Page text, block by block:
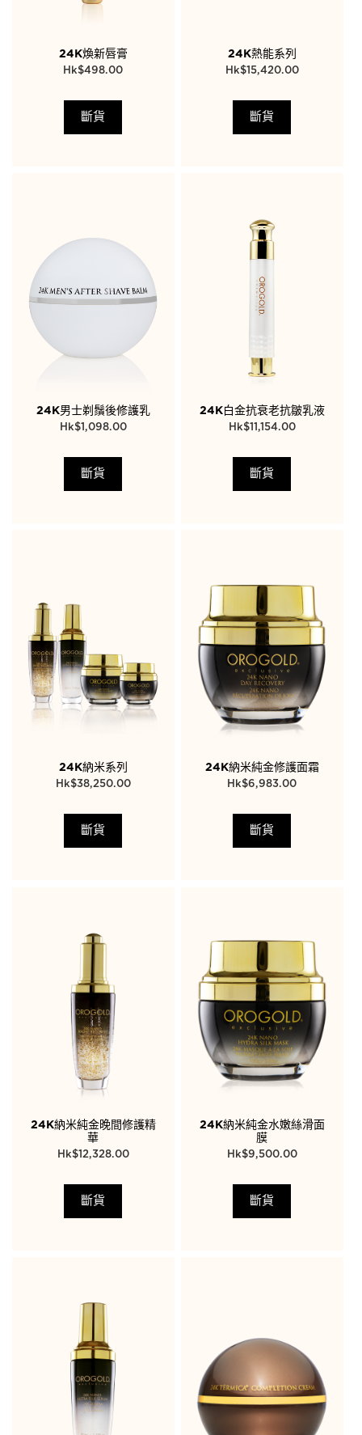
24K煥新唇膏
$498.00
斷貨
24K熱能系列
$15,420.00
斷貨
24K男士剃鬚後修護乳
$1,098.00
斷貨
24K白金抗衰老抗皺乳液
$11,154.00
斷貨
24K納米系列
$38,250.00
斷貨
24K納米純金修護面霜
$6,983.00
斷貨
24K納米純金晚間修護精
華
$12,328.00
斷貨
24K納米純金水嫩絲滑面
膜
$9,500.00
斷貨